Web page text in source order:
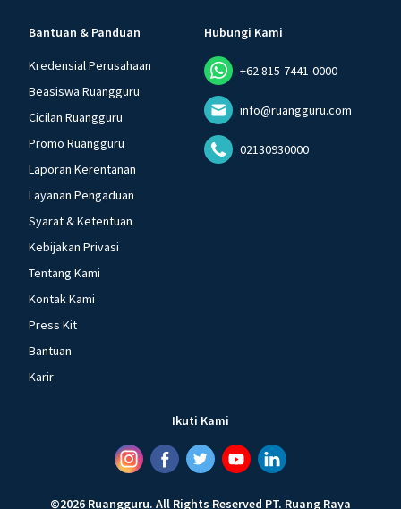
Bantuan & Panduan
Kredensial Perusahaan
Beasiswa Ruangguru
Cicilan Ruangguru
Promo Ruangguru
Laporan Kerentanan
Layanan Pengaduan
Syarat & Ketentuan
Kebijakan Privasi
Tentang Kami
Kontak Kami
Press Kit
Bantuan
Karir
Hubungi Kami
+62 815-7441-0000
info@ruangguru.com
02130930000
Ikuti Kami
©2026 Ruangguru. All Rights Reserved PT. Ruang Raya